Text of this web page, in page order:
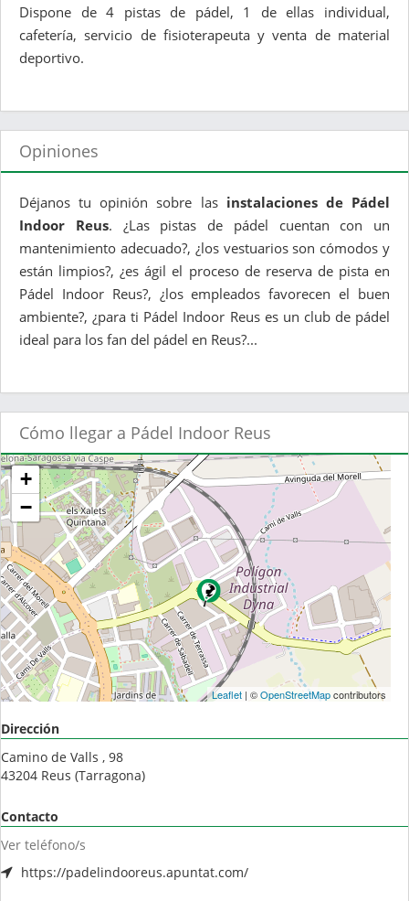
Dispone de 4 pistas de pádel, 1 de ellas individual,
cafetería, servicio de fisioterapeuta y venta de material
deportivo.
Opiniones
Déjanos tu opinión sobre las instalaciones de Pádel
Indoor Reus. ¿Las pistas de pádel cuentan con un
mantenimiento adecuado?, ¿los vestuarios son cómodos y
están limpios?, ¿es ágil el proceso de reserva de pista en
Pádel Indoor Reus?, ¿los empleados favorecen el buen
ambiente?, ¿para ti Pádel Indoor Reus es un club de pádel
ideal para los fan del pádel en Reus?...
Cómo llegar a Pádel Indoor Reus
+
−
Leaflet| ©OpenStreetMapcontributors
Dirección
Camino de Valls , 98
43204 Reus (Tarragona)
Contacto
Ver teléfono/s
https://padelindooreus.apuntat.com/